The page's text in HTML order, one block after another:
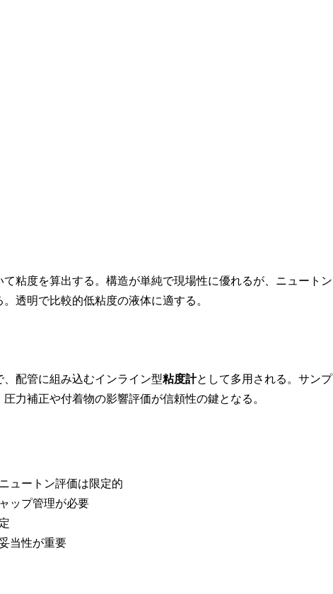
粘度を算出する。構造が単純で現場性に優れるが、ニュートン
透明で比較的低粘度の液体に適する。
配管に組み込むインライン型粘度計として多用される。サンプ
力補正や付着物の影響評価が信頼性の鍵となる。
ュートン評価は限定的
ップ管理が必要
当性が重要